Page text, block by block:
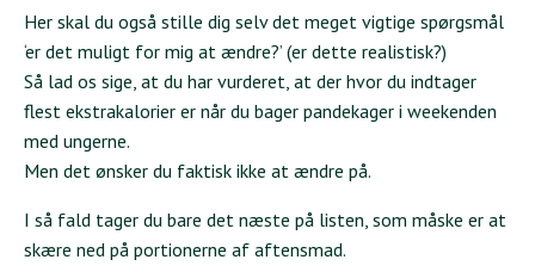
Her skal du også stille dig selv det meget vigtige spørgsmål
‘er det muligt for mig at ændre?’ (er dette realistisk?)
Så lad os sige, at du har vurderet, at der hvor du indtager
flest ekstrakalorier er når du bager pandekager i weekenden
med ungerne.
Men det ønsker du faktisk ikke at ændre på.
I så fald tager du bare det næste på listen, som måske er at
skære ned på portionerne af aftensmad.